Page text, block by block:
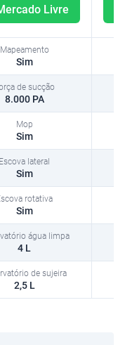
Livre
Sim
8.000 PA
Sim
Sim
Sim
4 L
2,5 L